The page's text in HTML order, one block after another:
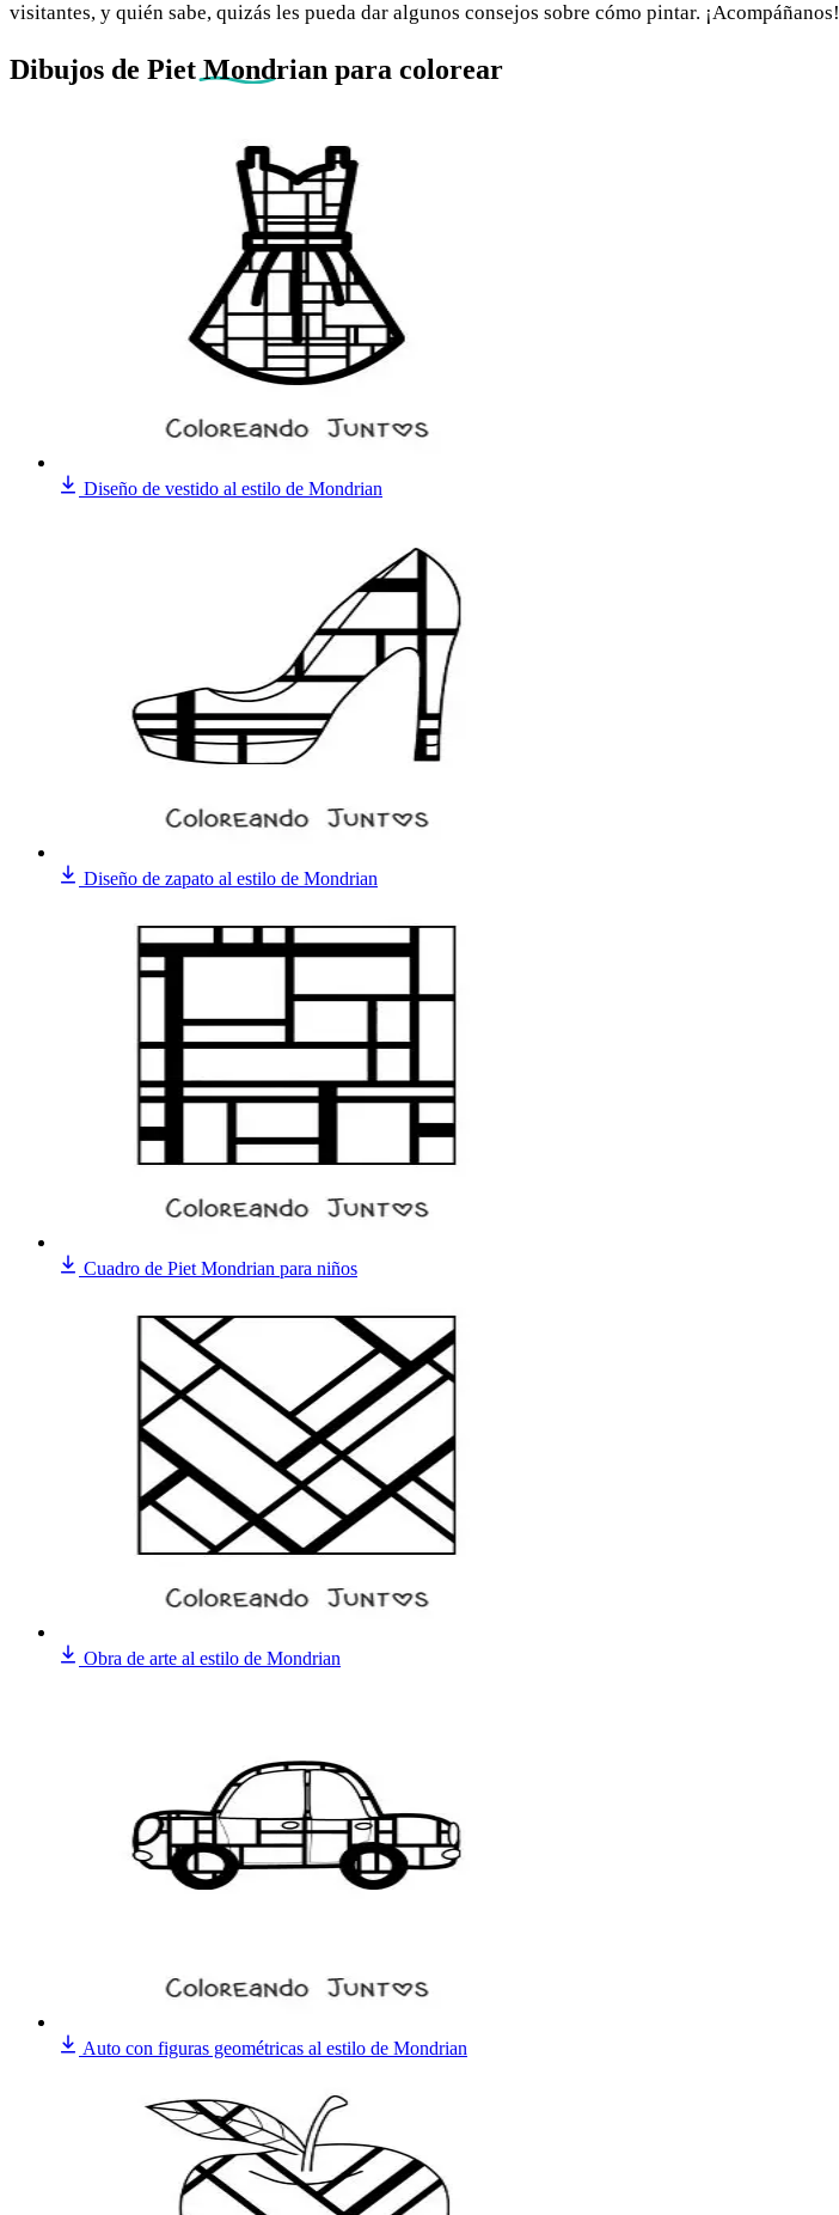
visitantes, y quién sabe, quizás les pueda dar algunos consejos sobre cómo pintar. ¡Acompáñanos!
Dibujos de Piet Mondrian para colorear
Diseño de vestido al estilo de Mondrian
Diseño de zapato al estilo de Mondrian
Cuadro de Piet Mondrian para niños
Obra de arte al estilo de Mondrian
Auto con figuras geométricas al estilo de Mondrian